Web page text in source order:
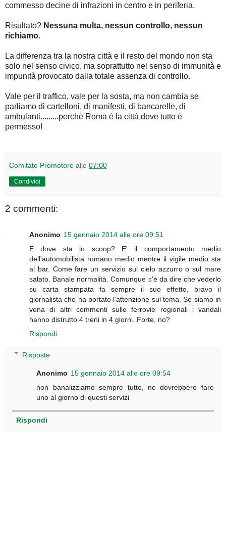
commesso decine di infrazioni in centro e in periferia.
Risultato? Nessuna multa, nessun controllo, nessun
richiamo.
La differenza tra la nostra città e il resto del mondo non sta
solo nel senso civico, ma soprattutto nel senso di immunità e
impunità provocato dalla totale assenza di controllo.
Vale per il traffico, vale per la sosta, ma non cambia se
parliamo di cartelloni, di manifesti, di bancarelle, di
ambulanti.........perchè Roma è la città dove tutto è
permesso!
Comitato Promotore alle 07:00
Condividi
2 commenti:
Anonimo 15 gennaio 2014 alle ore 09:51
E dove sta lo scoop? E' il comportamento medio
dell'automobilista romano medio mentre il vigile medio sta
al bar. Come fare un servizio sul cielo azzurro o sul mare
salato. Banale normalità. Comunque c'è da dire che vederlo
su carta stampata fa sempre il suo effetto, bravo il
giornalista che ha portato l'attenzione sul tema. Se siamo in
vena di altri commenti sulle ferrovie regionali i vandali
hanno distrutto 4 treni in 4 giorni. Forte, no?
Rispondi
Risposte
Anonimo 15 gennaio 2014 alle ore 09:54
non banalizziamo sempre tutto, ne dovrebbero fare
uno al giorno di questi servizi
Rispondi